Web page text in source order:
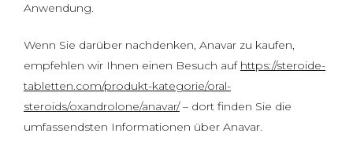
Anwendung.
Wenn Sie darüber nachdenken, Anavar zu kaufen,
empfehlen wir Ihnen einen Besuch auf https://steroide-
tabletten.com/produkt-kategorie/oral-
steroids/oxandrolone/anavar/– dort finden Sie die
umfassendsten Informationen über Anavar.